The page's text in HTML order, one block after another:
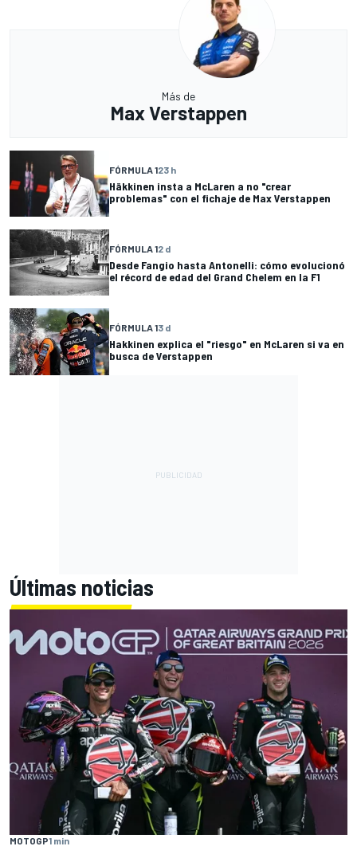
Más de
Max Verstappen
FÓRMULA 123 h
Häkkinen insta a McLaren a no "crear
problemas" con el fichaje de Max Verstappen
FÓRMULA 12 d
Desde Fangio hasta Antonelli: cómo evolucionó
el récord de edad del Grand Chelem en la F1
FÓRMULA 13 d
Hakkinen explica el "riesgo" en McLaren si va en
busca de Verstappen
Últimas noticias
MOTOGP1 min